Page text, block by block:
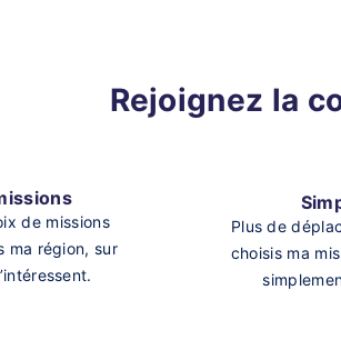
Rejoignez la
de missions
ma région, sur
Plus de
choisis ma